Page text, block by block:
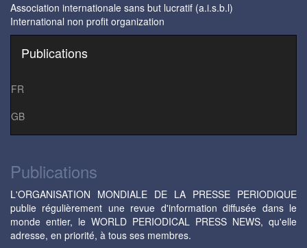
Association internationale sans but lucratif (a.i.s.b.l)
International non profit organization
Publications
FR
GB
Publications
L'ORGANISATION MONDIALE DE LA PRESSE PERIODIQUE
publie régulièrement une revue d'information diffusée dans le
monde entier, le WORLD PERIODICAL PRESS NEWS, qu'elle
adresse, en priorité, à tous ses membres.